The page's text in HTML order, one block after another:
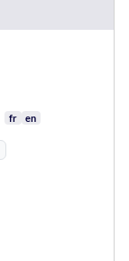
fr en